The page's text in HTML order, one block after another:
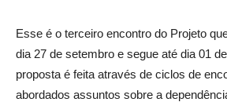
Esse é o terceiro encontro do Projeto
dia 27 de setembro e segue até dia 01
proposta é feita através de ciclos de
abordados assuntos sobre a